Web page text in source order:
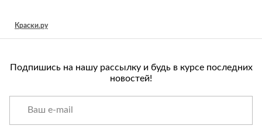
Краски.ру
Подпишись на нашу рассылку и будь в курсе последних
новостей!